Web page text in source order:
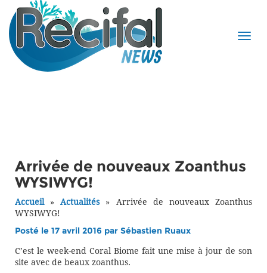
Arrivée de nouveaux Zoanthus
Accueil»Actualités» Arrivée de nouveaux Zoanthus
Posté le 17 avril 2016 par Sébastien Ruaux
C’est le week-end Coral Biome fait une mise à jour de son
site avec de beaux zoanthus.